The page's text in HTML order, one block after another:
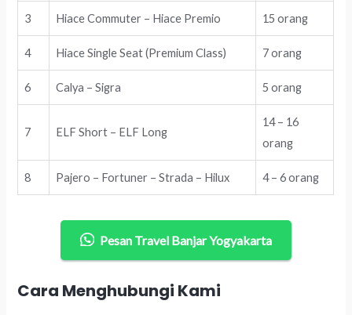
3 Hiace Commuter – Hiace Premio 15 orang
4 Hiace Single Seat (Premium Class) 7 orang
6 Calya – Sigra 5 orang
7 ELF Short – ELF Long
14 – 16
orang
8 Pajero – Fortuner – Strada – Hilux 4 – 6 orang
Pesan Travel Banjar Yogyakarta
Cara Menghubungi Kami